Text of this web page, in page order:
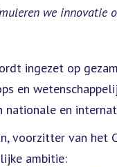
we innovatie
ingezet op
en
nationale en
voorzitter van het
ambitie: